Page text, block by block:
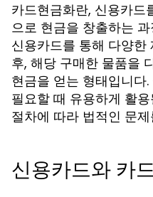
카드현금화란, 신용카드
으로 현금을 창출하는
신용카드를 통해 다양한
후, 해당 구매한 물품을
현금을 얻는 형태입니다
필요할 때 유용하게 활
절차에 따라 법적인 문
신용카드와 카